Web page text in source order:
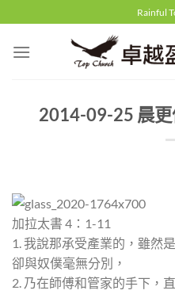
to
content
Rainful
2014-09-25 晨
加拉太書 4：1-11
1. 我說那承受產業的，雖然
卻與奴僕毫無分別，
2. 乃在師傅和管家的手下，